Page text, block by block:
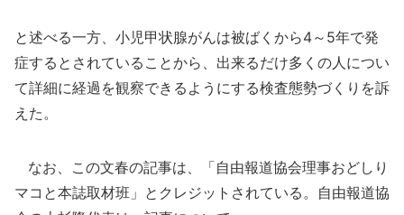
と述べる一方、小児甲状腺がんは被ばくから4～5年で発
症するとされていることから、出来るだけ多くの人につい
て詳細に経過を観察できるようにする検査態勢づくりを訴
えた。
なお、この文春の記事は、「自由報道協会理事おどしり
マコと本誌取材班」とクレジットされている。自由報道協